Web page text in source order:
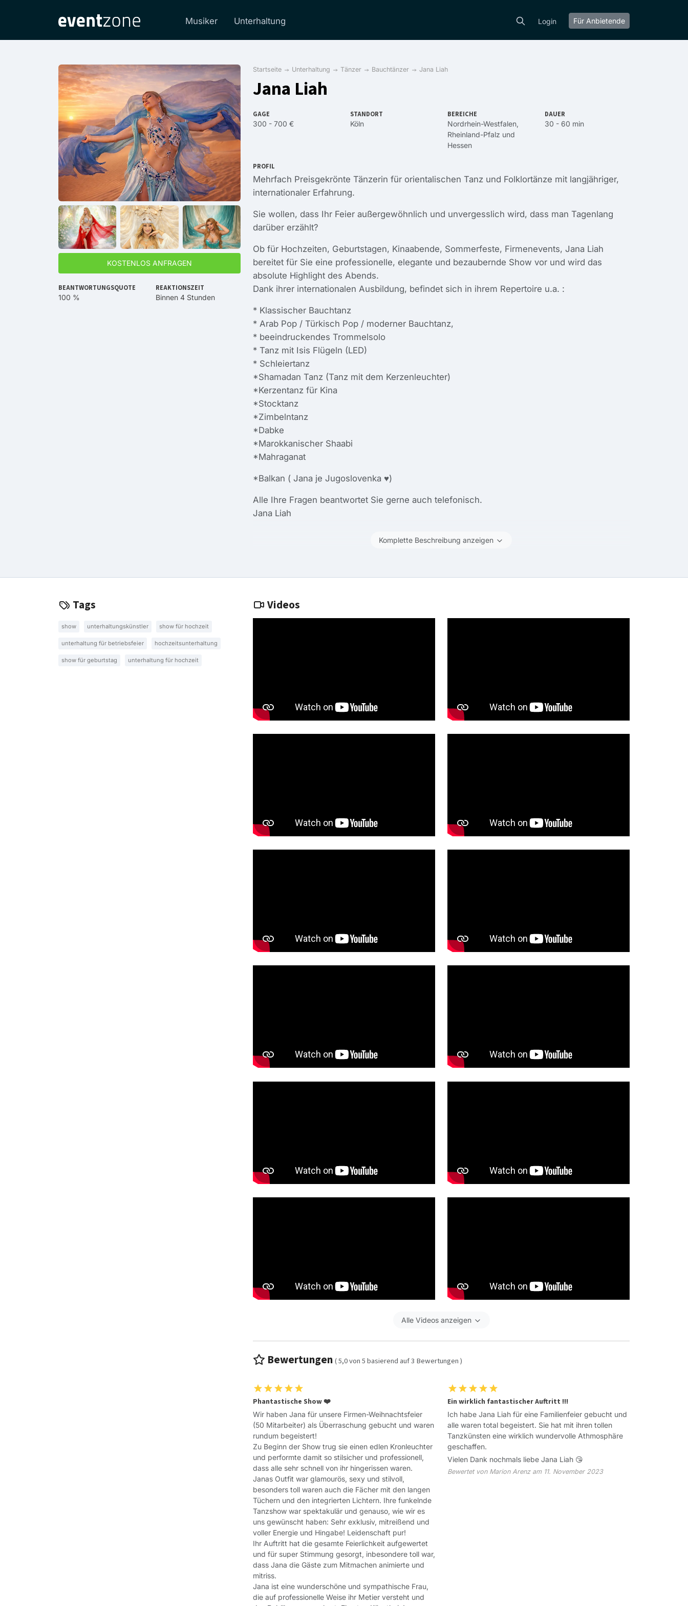
Musiker Unterhaltung Login Für Anbietende
KOSTENLOS ANFRAGEN
BEANTWORTUNGSQUOTE
100 %
REAKTIONSZEIT
Binnen 4 Stunden
Startseite Unterhaltung Tänzer Bauchtänzer Jana Liah
Jana Liah
GAGE
300 - 700 €
STANDORT
Köln
BEREICHE
Nordrhein-Westfalen,
Rheinland-Pfalz und
Hessen
DAUER
30 - 60 min
PROFIL
Mehrfach Preisgekrönte Tänzerin für orientalischen Tanz und Folklortänze mit langjähriger,
internationaler Erfahrung.
Sie wollen, dass Ihr Feier außergewöhnlich und unvergesslich wird, dass man Tagenlang
darüber erzählt?
Ob für Hochzeiten, Geburtstagen, Kinaabende, Sommerfeste, Firmenevents, Jana Liah
bereitet für Sie eine professionelle, elegante und bezaubernde Show vor und wird das
absolute Highlight des Abends.
Dank ihrer internationalen Ausbildung, befindet sich in ihrem Repertoire u.a. :
* Klassischer Bauchtanz
* Arab Pop / Türkisch Pop / moderner Bauchtanz,
* beeindruckendes Trommelsolo
* Tanz mit Isis Flügeln (LED)
* Schleiertanz
*Shamadan Tanz (Tanz mit dem Kerzenleuchter)
*Kerzentanz für Kina
*Stocktanz
*Zimbelntanz
*Dabke
*Marokkanischer Shaabi
*Mahraganat
*Balkan ( Jana je Jugoslovenka ♥️)
Alle Ihre Fragen beantwortet Sie gerne auch telefonisch.
Jana Liah
Komplette Beschreibung anzeigen
Tags
show unterhaltungskünstler show für hochzeit
unterhaltung für betriebsfeier hochzeitsunterhaltung
show für geburtstag unterhaltung für hochzeit
Videos
Alle Videos anzeigen
Bewertungen(5,0von5basierend auf3 Bewertungen )
Phantastische Show ❤️
Wir haben Jana für unsere Firmen-Weihnachtsfeier
(50 Mitarbeiter) als Überraschung gebucht und waren
rundum begeistert!
Zu Beginn der Show trug sie einen edlen Kronleuchter
und performte damit so stilsicher und professionell,
dass alle sehr schnell von ihr hingerissen waren.
Janas Outfit war glamourös, sexy und stilvoll,
besonders toll waren auch die Fächer mit den langen
Tüchern und den integrierten Lichtern. Ihre funkelnde
Tanzshow war spektakulär und genauso, wie wir es
uns gewünscht haben: Sehr exklusiv, mitreißend und
voller Energie und Hingabe! Leidenschaft pur!
Ihr Auftritt hat die gesamte Feierlichkeit aufgewertet
und für super Stimmung gesorgt, inbesondere toll war,
dass Jana die Gäste zum Mitmachen animierte und
mitriss.
Jana ist eine wunderschöne und sympathische Frau,
die auf professionelle Weise ihr Metier versteht und
Ein wirklich fantastischer Auftritt !!!
Ich habe Jana Liah für eine Familienfeier gebucht und
alle waren total begeistert. Sie hat mit ihren tollen
Tanzkünsten eine wirklich wundervolle Athmosphäre
geschaffen.
Vielen Dank nochmals liebe Jana Liah 😘
Bewertet von Marion Arenz am 11. November 2023